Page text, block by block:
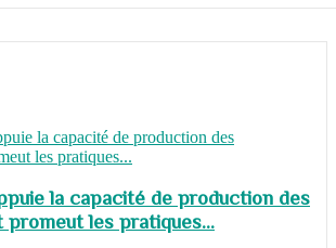
la capacité de production des
les pratiques...